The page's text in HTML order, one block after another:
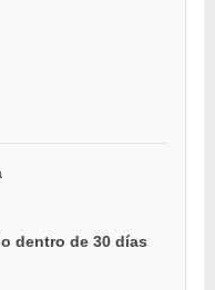
dentro de 30 días